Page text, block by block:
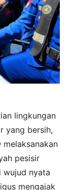
lingkungan
yang bersih,
melaksanakan
pesisir
wujud nyata
mengajak